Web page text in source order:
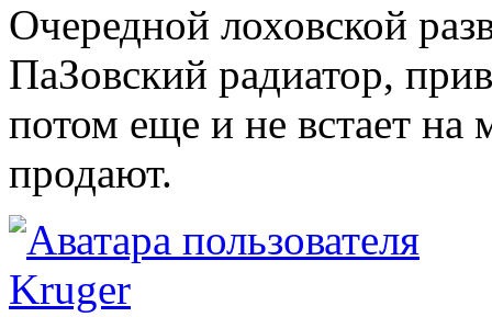
Очередной лоховской
ПаЗовский радиатор,
потом еще и не встает на
продают.
Kruger